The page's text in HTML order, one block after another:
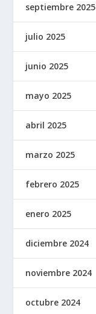
septiembre 2025
julio 2025
junio 2025
mayo 2025
abril 2025
marzo 2025
febrero 2025
enero 2025
diciembre 2024
noviembre 2024
octubre 2024